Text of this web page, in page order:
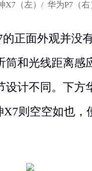
X7（左）/ 华为P7（右
正面外观并没
筒和光线距离感
设计不同。下方
X7则空空如也，